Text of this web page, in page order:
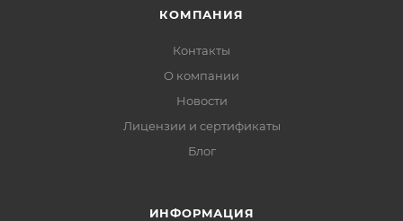
КОМПАНИЯ
Контакты
О компании
Новости
Лицензии и сертификаты
Блог
ИНФОРМАЦИЯ